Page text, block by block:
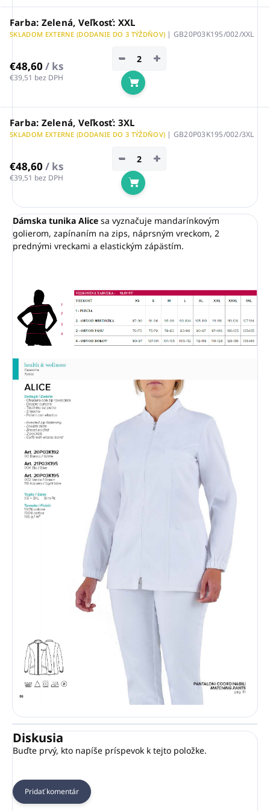
Farba: Zelená, Veľkosť: XXL
SKLADOM EXTERNE (DODANIE DO 3 TÝŽDŇOV) | GB20P03K195/002/XXL
€48,60 / ks
€39,51 bez DPH
+
−
Do košíka
Farba: Zelená, Veľkosť: 3XL
SKLADOM EXTERNE (DODANIE DO 3 TÝŽDŇOV) | GB20P03K195/002/3XL
€48,60 / ks
€39,51 bez DPH
+
−
Do košíka
Dámska tunika Alice sa vyznačuje mandarínkovým
golierom, zapínaním na zips, náprsným vreckom, 2
prednými vreckami a elastickým zápästím.
Diskusia
Buďte prvý, kto napíše príspevok k tejto položke.
Pridať komentár